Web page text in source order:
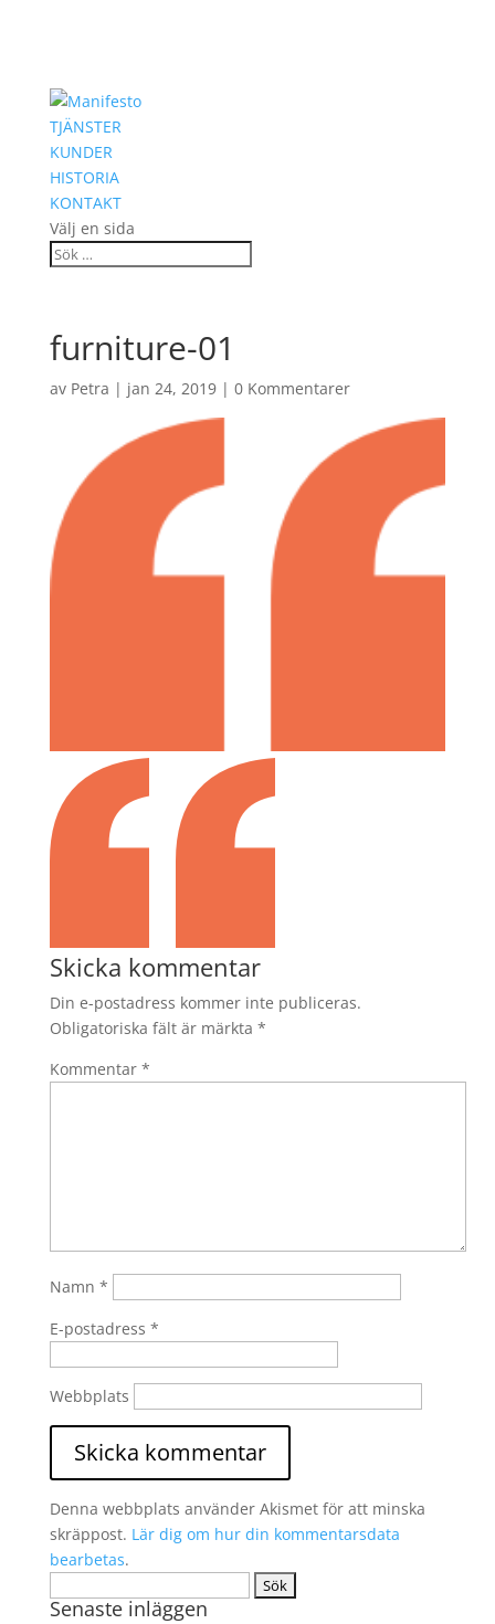
TJÄNSTER
KUNDER
HISTORIA
KONTAKT
Välj en sida
furniture-01
av Petra | jan 24, 2019| 0 Kommentarer
Skicka kommentar
Din e-postadress kommer inte publiceras.
Obligatoriska fält är märkta *
Kommentar *
Namn *
E-postadress *
Webbplats
Denna webbplats använder Akismet för att minska
skräppost. Lär dig om hur din kommentarsdata
bearbetas.
efter:
Senaste inläggen